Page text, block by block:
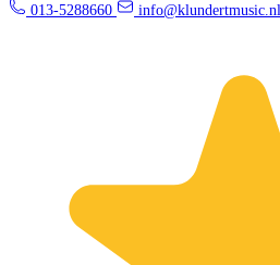
013-5288660 info@klundertmusic.nl